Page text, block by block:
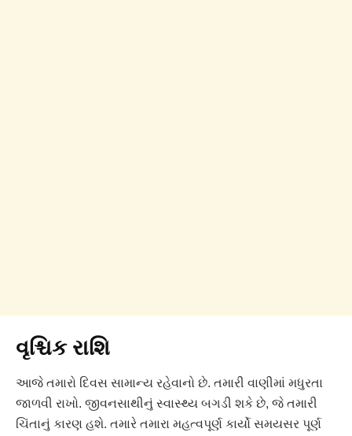
વૃશ્ચિક રાશિ
આજે તમારો દિવસ સામાન્ય રહેવાનો છે. તમારી વાણીમાં મધુરતા
જાળવી રાખો. જીવનસાથીનું સ્વાસ્થ્ય બગડી શકે છે, જે તમારી
ચિંતાનું કારણ હશે. તમારે તમારા મહત્વપૂર્ણ કાર્યો સમયસર પૂર્ણ